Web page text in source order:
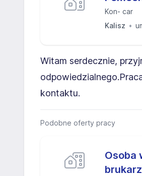
Kon- car
Kalisz
Witam serdecznie,
kontaktu.
Podobne oferty pracy
Osoba